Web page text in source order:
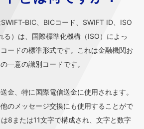
BIC、BICコード、SWIFT ID、ISO
）は、国際標準化機構（ISO）によっ
ードの標準形式です。これは金融機関お
一意の識別コードです。
金、特に国際電信送金に使用されます。
のメッセージ交換にも使用することがで
8または11文字で構成され、文字と数字